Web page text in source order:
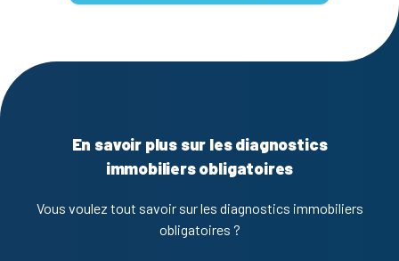
En savoir plus sur les diagnostics
immobiliers obligatoires
Vous voulez tout savoir sur les diagnostics immobiliers
obligatoires ?